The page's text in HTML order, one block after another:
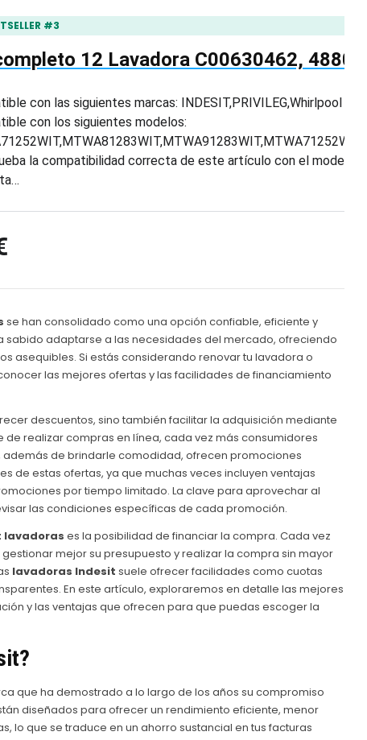
#3
12 Lavadora C00630462,
con las siguientes marcas: INDESIT,PRIVILEG,Whirlpool
con los siguientes modelos:
la compatibilidad correcta de este artículo con el modelo
se han consolidado como una opción confiable, eficiente y
sabido adaptarse a las necesidades del mercado, ofreciendo
asequibles. Si estás considerando renovar tu lavadora o
las mejores ofertas y las facilidades de financiamiento
descuentos, sino también facilitar la adquisición mediante
realizar compras en línea, cada vez más consumidores
de brindarle comodidad, ofrecen promociones
de estas ofertas, ya que muchas veces incluyen ventajas
por tiempo limitado. La clave para aprovechar al
las condiciones específicas de cada promoción.
lavadoras es la posibilidad de financiar la compra. Cada vez
mejor su presupuesto y realizar la compra sin mayor
lavadoras Indesit suele ofrecer facilidades como cuotas
En este artículo, exploraremos en detalle las mejores
y las ventajas que ofrecen para que puedas escoger la
que ha demostrado a lo largo de los años su compromiso
diseñados para ofrecer un rendimiento eficiente, menor
lo que se traduce en un ahorro sustancial en tus facturas